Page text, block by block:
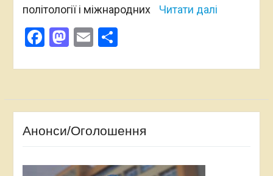
політології і міжнародних
Читати далі
Facebook
Mastodon
EmailПоділитися
Анонси/Оголошення